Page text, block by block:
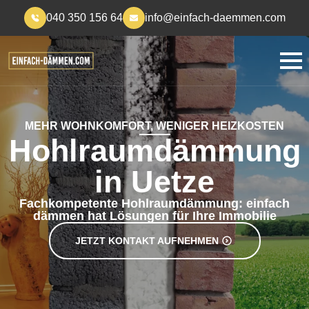
040 350 156 64 info@einfach-daemmen.com
MEHR WOHNKOMFORT, WENIGER HEIZKOSTEN
Hohlraumdämmung
in Uetze
Fachkompetente Hohlraumdämmung: einfach
dämmen hat Lösungen für Ihre Immobilie
JETZT KONTAKT AUFNEHMEN